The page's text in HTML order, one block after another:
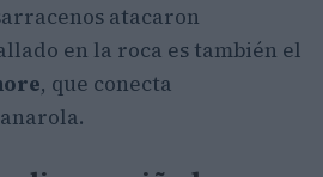
atacaron
en la roca es también el
, que conecta